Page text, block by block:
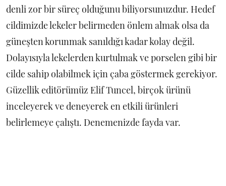
denli zor bir süreç olduğunu biliyorsunuzdur. Hedef
cildimizde lekeler belirmeden önlem almak olsa da
güneşten korunmak sanıldığı kadar kolay değil.
Dolayısıyla lekelerden kurtulmak ve porselen gibi bir
cilde sahip olabilmek için çaba göstermek gerekiyor.
Güzellik editörümüz Elif Tuncel, birçok ürünü
inceleyerek ve deneyerek en etkili ürünleri
belirlemeye çalıştı. Denemenizde fayda var.